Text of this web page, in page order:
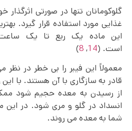
گلوکومانان تنها در صورتی اثرگذار
غذایی مورد استفاده قرار گیرد.
این ماده یک ربع تا یک
است. (14
,
8
)
معمولاً این فیبر را بی خطر در نظر
قادر به سازگاری با آن هستند. با
از رسیدن به معده حجیم شود
انسداد در گلو و مری شود. در این
شما به معده می روند.